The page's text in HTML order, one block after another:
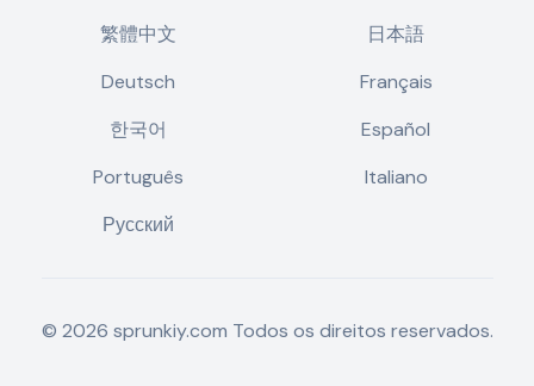
繁體中文
日本語
Deutsch
Français
한국어
Español
Português
Italiano
Русский
© 2026 sprunkiy.com Todos os direitos reservados.